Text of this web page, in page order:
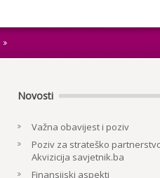
Novosti
Važna obavijest i poziv
Poziv za strateško
Akvizicija savjetnik.ba
Finansijski aspekti